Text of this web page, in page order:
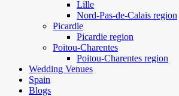
Lille
Nord-Pas-de-Calais region
Picardie
Picardie region
Poitou-Charentes
Poitou-Charentes region
Wedding Venues
Spain
Blogs